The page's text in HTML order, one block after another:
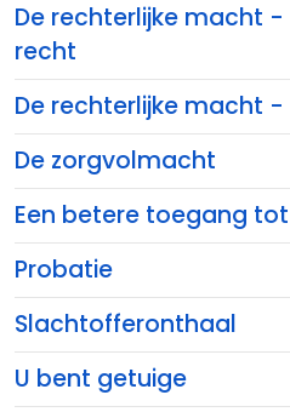
De rechterlijke macht
recht
De rechterlijke macht
De zorgvolmacht
Een betere toegang
Probatie
Slachtofferonthaal
U bent getuige